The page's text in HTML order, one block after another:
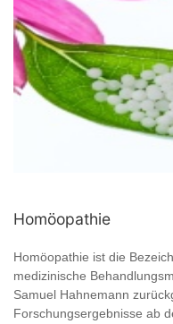
Homöopathie
Homöopathie ist die
medizinische
Samuel Hahnemann
Forschungsergebnisse ab